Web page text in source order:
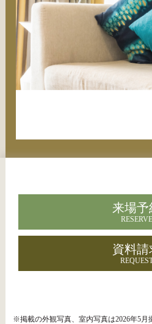
来場予
RESERVE
資料請
※掲載の外観写真、室内写真は2026年5月